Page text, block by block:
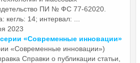
ПИ № ФС 77-62020.
кегль: 14; интервал: ...
2023
«Современные инновации»
«Современные инновации»)
Справки о публикации статьи,